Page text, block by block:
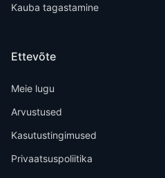
Kauba tagastamine
Ettevõte
Meie lugu
Arvustused
Kasutustingimused
Privaatsuspoliitika